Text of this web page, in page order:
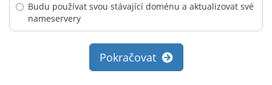
Budu používat svou stávající doménu a aktualizovat své
nameservery
Pokračovat